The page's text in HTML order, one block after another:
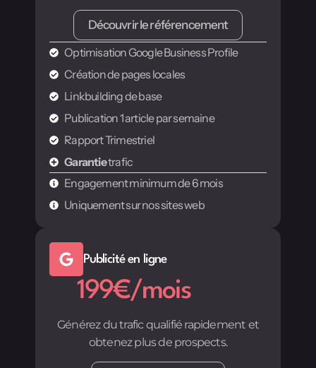
Découvrir le référencement
Optimisation Google Business Profile
Création de pages locales
Linkbuilding de base
Publication 1 article par semaine
Rapport Trimestriel
Garantietrafic
Engagement minimum de 6 mois
Uniquement sur nos sites web
Publicité en ligne
199€/mois
Générez du trafic qualifié rapidement et
obtenez plus de prospects.